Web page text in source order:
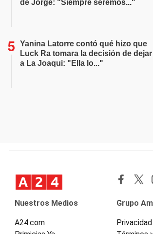
de Jorge: "Siempre seremos..."
Yanina Latorre contó qué hizo que
Luck Ra tomara la decisión de dejar
a La Joaqui: "Ella lo..."
Nuestros Medios
A24.com
Grupo
Privacidad